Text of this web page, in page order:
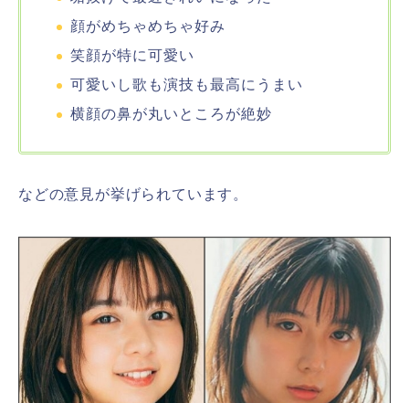
顔がめちゃめちゃ好み
笑顔が特に可愛い
可愛いし歌も演技も最高にうまい
横顔の鼻が丸いところが絶妙
などの意見が挙げられています。